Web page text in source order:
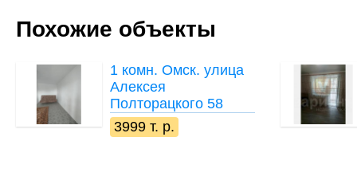
Похожие объекты
1 комн. Омск. улица
Алексея
Полторацкого 58
3999 т. р.